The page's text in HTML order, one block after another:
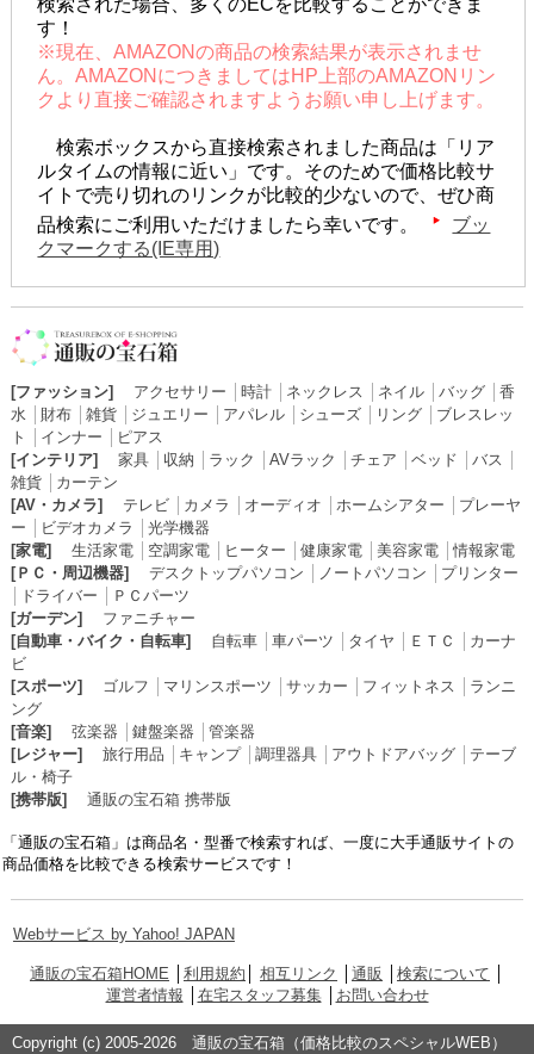
す！
※現在、AMAZONの商品の検索結果が表示されませ
ん。AMAZONにつきましてはHP上部のAMAZONリン
クより直接ご確認されますようお願い申し上げます。
検索ボックスから直接検索されました商品は「リア
ルタイムの情報に近い」です。そのためで価格比較サ
イトで売り切れのリンクが比較的少ないので、ぜひ商
品検索にご利用いただけましたら幸いです。
ブッ
クマークする(IE専用)
[ファッション] アクセサリー 時計│ ネックレス ネイル│ バッグ│ 香
水
財布│ 雑貨│ ジュエリー アパレル│ シューズ│ リング│ ブレスレッ
ト
インナー
ピアス
[インテリア]
家具│ 収納 ラック AVラック チェア ベッド バス
雑貨│ カーテン
[AV・カメラ]
テレビ│ カメラ オーディオ ホームシアター
プレーヤ
ー
ビデオカメラ
光学機器
[家電]
生活家電│ 空調家電│ ヒーター 健康家電│ 美容家電│情報家電
[ＰＣ・周辺機器]
デスクトップパソコン ノートパソコン
プリンター
ドライバー
ＰＣパーツ
[ガーデン]
ファニチャー
[自動車・バイク・自転車]
自転車│ 車パーツ タイヤ ＥＴＣ
カーナ
ビ
[スポーツ]
ゴルフ マリンスポーツ サッカー フィットネス
ランニ
ング
[音楽]
弦楽器 鍵盤楽器
管楽器
[レジャー]
旅行用品 キャンプ│ 調理器具│ アウトドアバッグ│ テーブ
ル・椅子
[携帯版]
通販の宝石箱 携帯版
「通販の宝石箱」は商品名・型番で検索すれば、一度に大手通販サイトの
商品価格を比較できる検索サービスです！
Webサービス by Yahoo! JAPAN
通販の宝石箱HOME 利用規約 相互リンク 通販 検索について
運営者情報
在宅スタッフ募集│ お問い合わせ
Copyright (c) 2005-2026 通販の宝石箱（価格比較のスペシャルWEB）